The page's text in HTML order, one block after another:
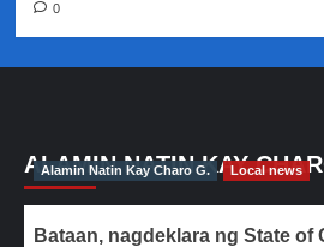
0
ALAMIN NATIN KAY
Alamin Natin Kay Charo G. Local news
Bataan, nagdeklara ng State of